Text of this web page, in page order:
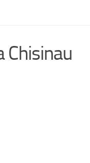
Chisinau